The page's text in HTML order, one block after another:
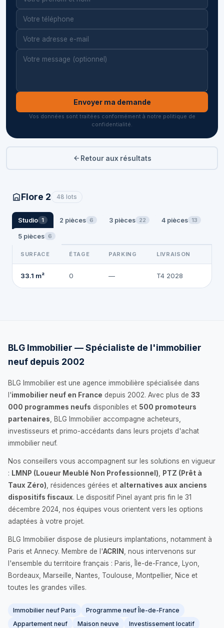
Envoyer ma demande
Vos données sont traitées conformément à notre politique de
confidentialité.
Retour aux résultats
Flore 2 48 lots
Studio 1 2 pièces 6 3 pièces 22 4 pièces 13
5 pièces 6
SURFACE ÉTAGE PARKING LIVRAISON
33.1 m² 0 — T4 2028
BLG Immobilier — Spécialiste de l'immobilier
neuf depuis 2002
BLG Immobilier est une agence immobilière spécialisée dans
l'immobilier neuf en France depuis 2002. Avec plus de 33
000 programmes neufs disponibles et 500 promoteurs
partenaires , BLG Immobilier accompagne acheteurs,
investisseurs et primo-accédants dans leurs projets d'achat
immobilier neuf.
Nos conseillers vous accompagnent sur les solutions en vigueur
: LMNP (Loueur Meublé Non Professionnel)
PTZ (Prêt à
Taux Zéro) , résidences gérées et alternatives aux anciens
dispositifs fiscaux. Le dispositif Pinel ayant pris fin le 31
décembre 2024, nos équipes vous orientent vers les options
adaptées à votre projet.
BLG Immobilier dispose de plusieurs implantations, notamment à
Paris et Annecy. Membre de l'ACRIN
, nous intervenons sur
l'ensemble du territoire français : Paris, Île-de-France, Lyon,
Bordeaux, Marseille, Nantes, Toulouse, Montpellier, Nice et
toutes les grandes villes.
Immobilier neuf Paris
Programme neuf Île-de-France
Appartement neuf
Maison neuve
Investissement locatif